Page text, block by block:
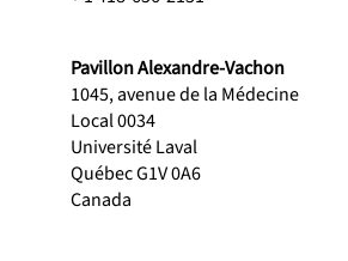
Pavillon Alexandre-Vachon
1045, avenue de la Médecine
Local 0034
Université Laval
Québec G1V 0A6
Canada